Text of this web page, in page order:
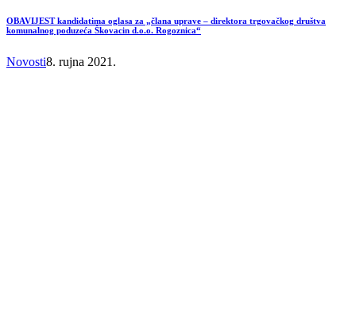
OBAVIJEST kandidatima oglasa za „člana uprave – direktora trgovačkog društva
komunalnog poduzeća Škovacin d.o.o. Rogoznica“
Novosti8. rujna 2021.